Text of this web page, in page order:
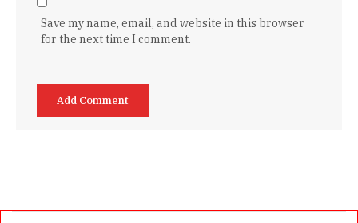
Save my name, email, and website in this browser
for the next time I comment.